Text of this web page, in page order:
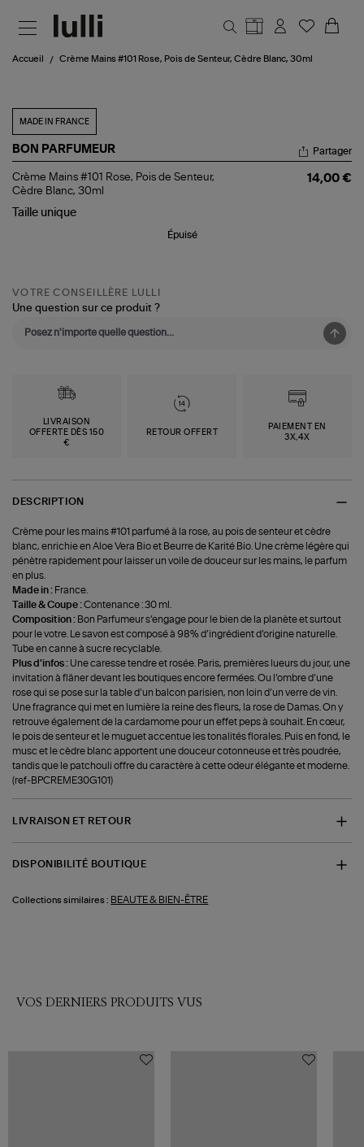
Accueil Crème Mains #101 Rose, Pois de Senteur, Cèdre Blanc, 30ml
MADE IN FRANCE
BON PARFUMEUR
Crème
Mains
Rose,
30ml
Partager
Crème Mains #101 Rose, Pois de Senteur,
Cèdre Blanc, 30ml
14,00 €
Taille unique
Épuisé
VOTRE CONSEILLÈRE LULLI
Une question sur ce produit ?
LIVRAISON
OFFERTE DÈS 150
€
RETOUR OFFERT
PAIEMENT EN
3X,4X
DESCRIPTION
Crème pour les mains #101 parfumé à la rose, au pois de senteur et cèdre
blanc, enrichie en Aloe Vera Bio et Beurre de Karité Bio. Une crème légère qui
pénètre rapidement pour laisser un voile de douceur sur les mains, le parfum
en plus.
Made in : France.
Taille & Coupe :Contenance : 30 ml.
Composition : Bon Parfumeur s’engage pour le bien de la planète et surtout
pour le votre. Le savon est composé à 98% d’ingrédient d’origine naturelle.
Tube en canne à sucre recyclable.
Plus d'infos : Une caresse tendre et rosée. Paris, premières lueurs du jour, une
invitation à flâner devant les boutiques encore fermées. Ou l’ombre d’une
rose qui se pose sur la table d’un balcon parisien, non loin d’un verre de vin.
Une fragrance qui met en lumière la reine des fleurs, la rose de Damas. On y
retrouve également de la cardamome pour un effet peps à souhait. En cœur,
le pois de senteur et le muguet accentue les tonalités florales. Puis en fond, le
musc et le cèdre blanc apportent une douceur cotonneuse et très poudrée,
tandis que le patchouli offre du caractère à cette odeur élégante et moderne.
(ref-BPCREME30G101)
LIVRAISON ET RETOUR
DISPONIBILITÉ BOUTIQUE
Collections similaires : BEAUTE & BIEN-ÊTRE
VOS DERNIERS PRODUITS VUS